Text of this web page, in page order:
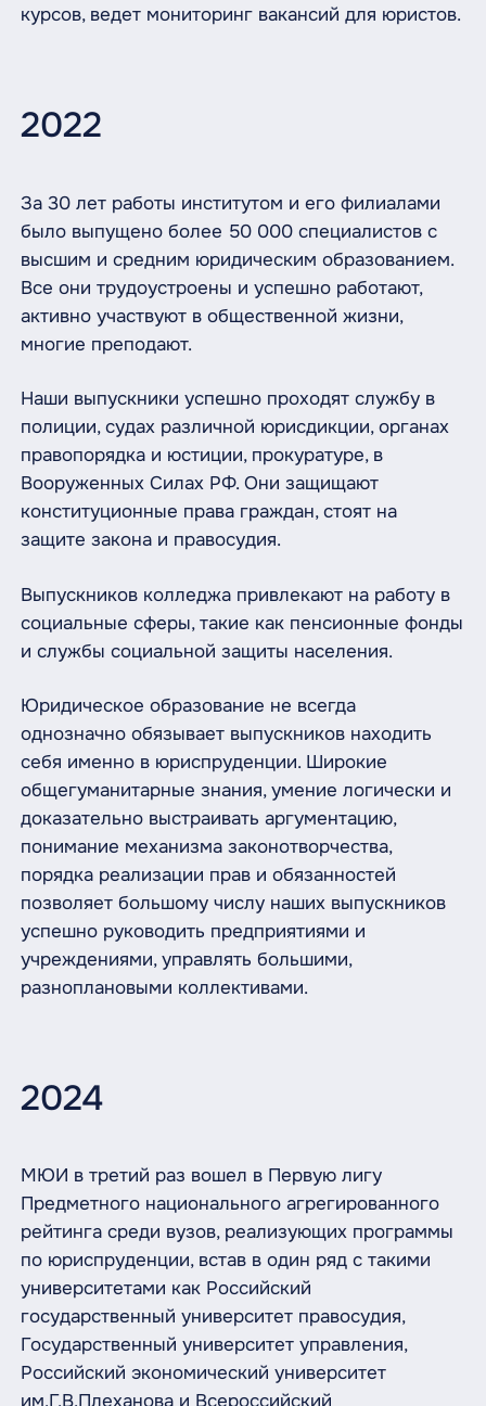
курсов, ведет мониторинг вакансий для юристов.
2022
За 30 лет работы институтом и его филиалами
было выпущено более 50 000 специалистов с
высшим и средним юридическим образованием.
Все они трудоустроены и успешно работают,
активно участвуют в общественной жизни,
многие преподают.
Наши выпускники успешно проходят службу в
полиции, судах различной юрисдикции, органах
правопорядка и юстиции, прокуратуре, в
Вооруженных Силах РФ. Они защищают
конституционные права граждан, стоят на
защите закона и правосудия.
Выпускников колледжа привлекают на работу в
социальные сферы, такие как пенсионные фонды
и службы социальной защиты населения.
Юридическое образование не всегда
однозначно обязывает выпускников находить
себя именно в юриспруденции. Широкие
общегуманитарные знания, умение логически и
доказательно выстраивать аргументацию,
понимание механизма законотворчества,
порядка реализации прав и обязанностей
позволяет большому числу наших выпускников
успешно руководить предприятиями и
учреждениями, управлять большими,
разноплановыми коллективами.
2024
МЮИ в третий раз вошел в Первую лигу
Предметного национального агрегированного
рейтинга среди вузов, реализующих программы
по юриспруденции, встав в один ряд с такими
университетами как Российский
государственный университет правосудия,
Государственный университет управления,
Российский экономический университет